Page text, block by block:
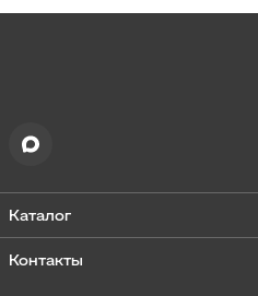
Каталог
Жатки
Трактора
Контакты